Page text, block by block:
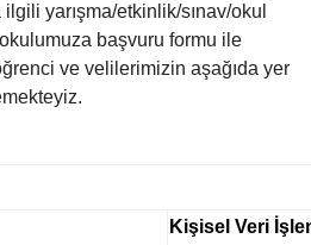
yarışma/etkinlik/sınav/okul
başvuru formu ile
ve velilerimizin aşağıda yer
Kişisel Veri